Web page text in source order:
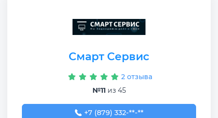
Смарт Сервис
2 отзыва
№11из 45
+7 (879) 332-15-70
+7 (879) 332-**-**